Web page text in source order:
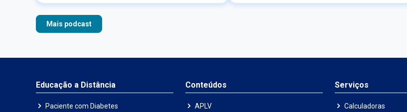
gastroenterologia, a Dra. Luciana Rodrigues.
Ouça o episódio completo agora!
Mais podcast
Educação a Distância
Paciente com Diabetes
Conteúdos
APLV
Serviços
Calculadoras